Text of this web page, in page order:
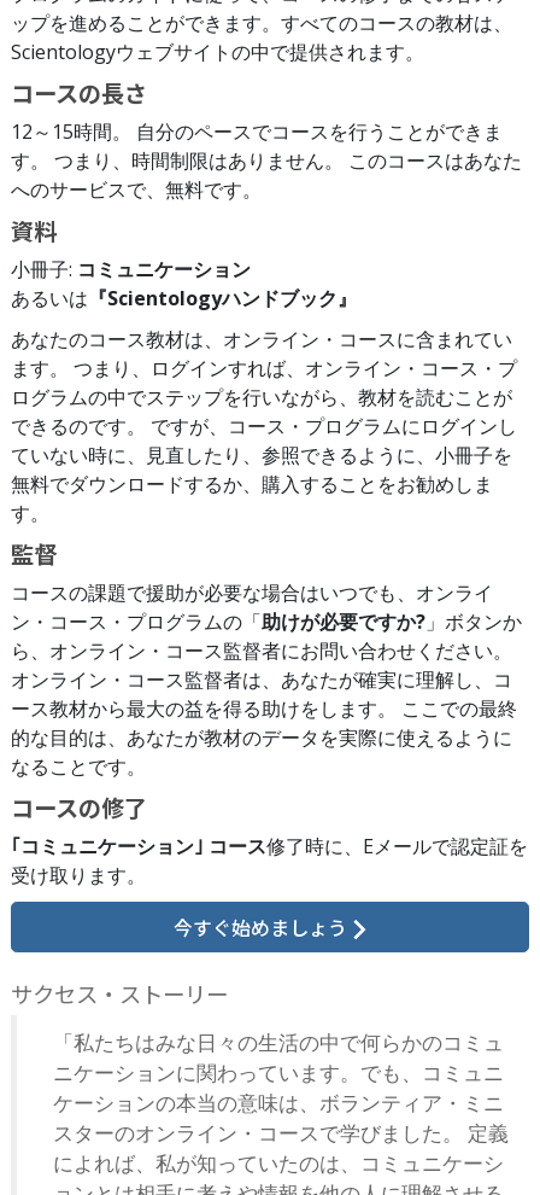
ップを進めることができます。すべてのコースの教材は、
Scientologyウェブサイトの中で提供されます。
コースの長さ
12～15時間。 自分のペースでコースを行うことができま
す。 つまり、時間制限はありません。 このコースはあなた
へのサービスで、無料です。
資料
小冊子: コミュニケーション
あるいは 『Scientologyハンドブック』
あなたのコース教材は、オンライン・コースに含まれてい
ます。 つまり、ログインすれば、オンライン・コース・プ
ログラムの中でステップを行いながら、教材を読むことが
できるのです。 ですが、コース・プログラムにログインし
ていない時に、見直したり、参照できるように、小冊子を
無料でダウンロードするか、購入することをお勧めしま
す。
監督
コースの課題で援助が必要な場合はいつでも、オンライ
ン・コース・プログラムの「助けが必要ですか? 」ボタンか
ら、オンライン・コース監督者にお問い合わせください。
オンライン・コース監督者は、あなたが確実に理解し、コ
ース教材から最大の益を得る助けをします。 ここでの最終
的な目的は、あなたが教材のデータを実際に使えるように
なることです。
コースの修了
｢コミュニケーション｣ コース修了時に、 Eメールで認定証を
受け取ります。
今すぐ始めましょう
サクセス・ストーリー
「私たちはみな日々の生活の中で何らかのコミュ
ニケーションに関わっています。でも、コミュニ
ケーションの本当の意味は、ボランティア・ミニ
スターのオンライン・コースで学びました。 定義
によれば、私が知っていたのは、コミュニケーシ